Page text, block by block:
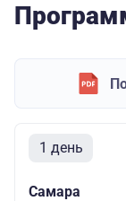
1 день
Самара